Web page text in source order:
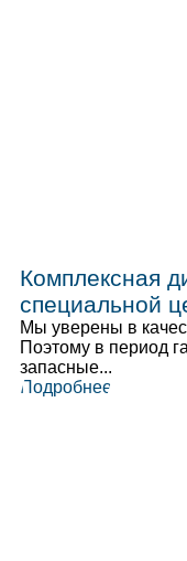
Комплексная
специальной
Мы уверены в
Поэтому в период
запасные...
Подробнее